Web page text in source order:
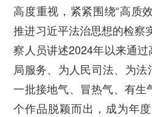
高度重视，紧紧围绕“高质
推进习近平法治思想的检察
察人员讲述2024年以来通
局服务、为人民司法、为
一批接地气、冒热气、有生
个作品脱颖而出，成为年